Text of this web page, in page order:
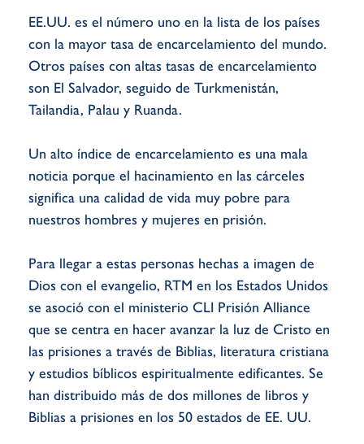
EE.UU. es el número uno en la lista de los países
con la mayor tasa de encarcelamiento del mundo.
Otros países con altas tasas de encarcelamiento
son El Salvador, seguido de Turkmenistán,
Tailandia, Palau y Ruanda.
Un alto índice de encarcelamiento es una mala
noticia porque el hacinamiento en las cárceles
significa una calidad de vida muy pobre para
nuestros hombres y mujeres en prisión.
Para llegar a estas personas hechas a imagen de
Dios con el evangelio, RTM en los Estados Unidos
se asoció con el ministerio CLI Prisión Alliance
que se centra en hacer avanzar la luz de Cristo en
las prisiones a través de Biblias, literatura cristiana
y estudios bíblicos espiritualmente edificantes. Se
han distribuido más de dos millones de libros y
Biblias a prisiones en los 50 estados de EE. UU.